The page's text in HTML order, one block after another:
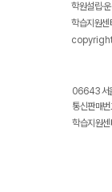
학원설립·
학습지원
06643 서
통신판매
학습지원